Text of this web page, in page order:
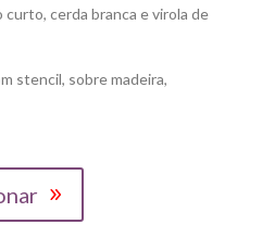
cerda branca e virola de
stencil, sobre madeira,